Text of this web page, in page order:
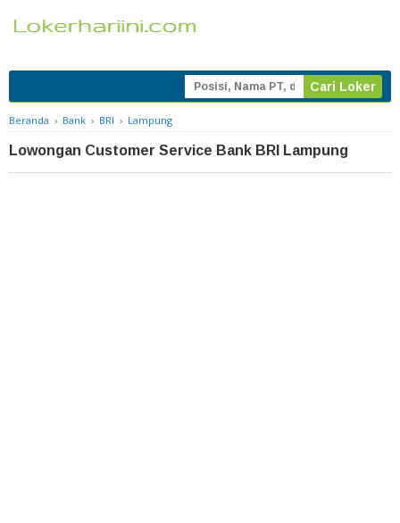
Beranda › Bank › BRI › Lampung
Lowongan Customer Service Bank BRI Lampung